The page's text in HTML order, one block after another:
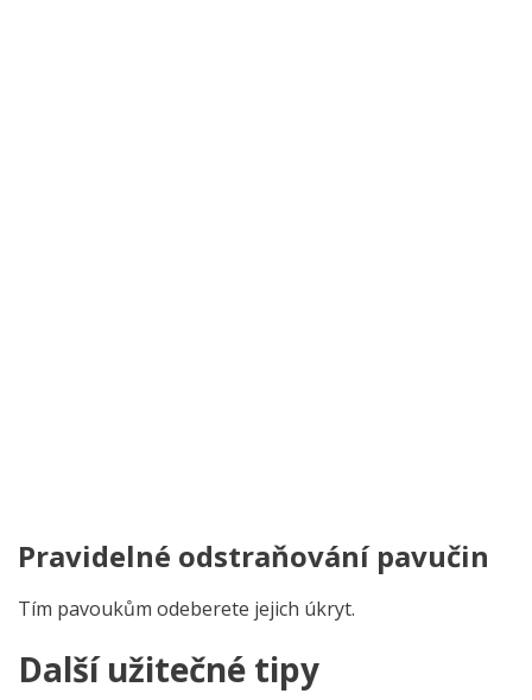
Pravidelné odstraňování pavučin
Tím pavoukům odeberete jejich úkryt.
Další užitečné tipy